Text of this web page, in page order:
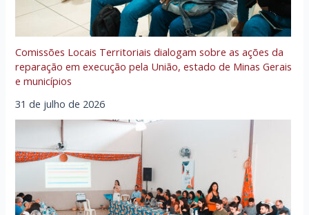
Comissões Locais Territoriais dialogam sobre as ações da
reparação em execução pela União, estado de Minas Gerais
e municípios
31 de julho de 2026